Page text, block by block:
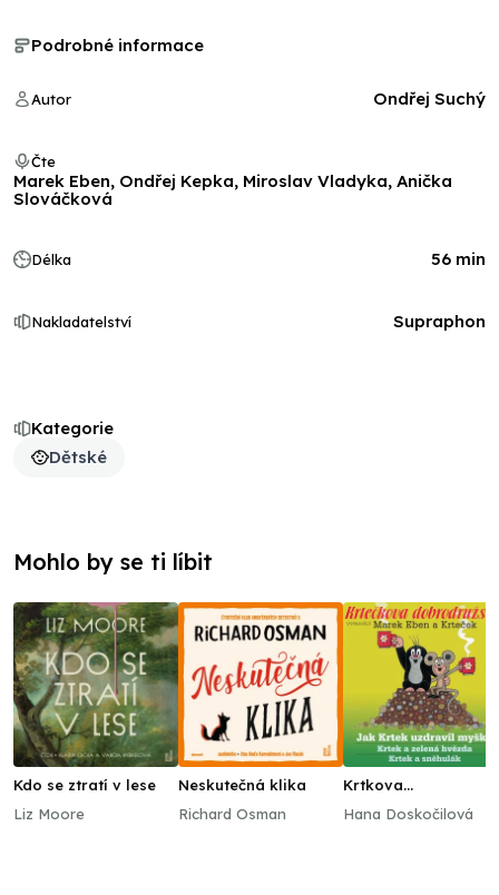
Kategorie
Dětské
Podrobné informace
Autor Ondřej Suchý
Čte
Marek Eben, Ondřej Kepka, Miroslav Vladyka, Anička
Slováčková
Délka 56 min
Nakladatelství Supraphon
Mohlo by se ti líbit
Kdo se ztratí v lese
Liz Moore
Neskutečná klika
Richard Osman
Krtkova
Krtek uzdravil myšku
Hana Doskočilová